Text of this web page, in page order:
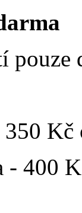
pouze
350
- 400